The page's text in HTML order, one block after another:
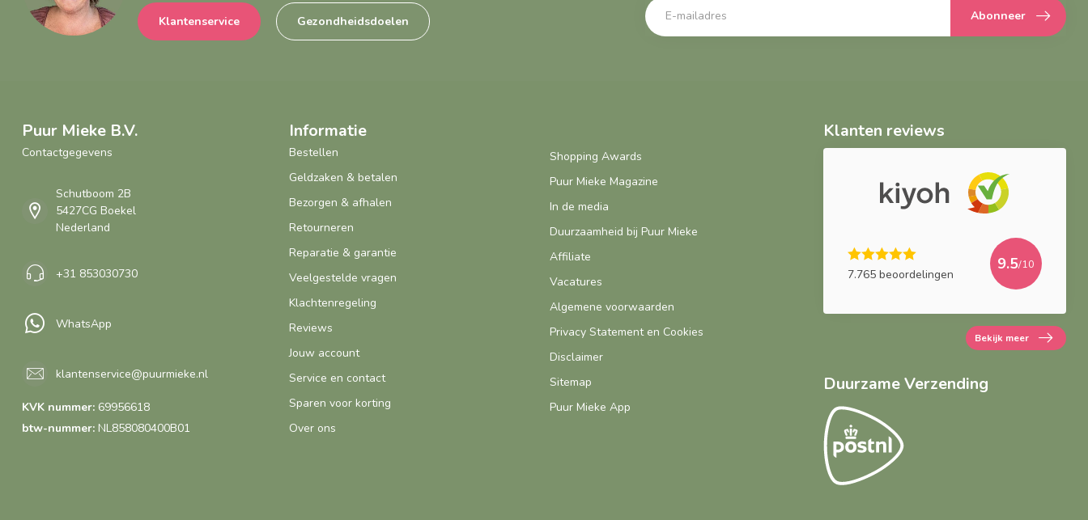
Klantenservice Gezondheidsdoelen Abonneer
Puur Mieke B.V.
Contactgegevens
Schutboom 2B
5427CG Boekel
Nederland
+31 853030730
WhatsApp
klantenservice@puurmieke.nl
KVK nummer: 69956618
btw-nummer: NL858080400B01
Informatie
Bestellen
Geldzaken & betalen
Bezorgen & afhalen
Retourneren
Reparatie & garantie
Veelgestelde vragen
Klachtenregeling
Reviews
Jouw account
Service en contact
Sparen voor korting
Over ons
Shopping Awards
Puur Mieke Magazine
In de media
Duurzaamheid bij Puur Mieke
Affiliate
Vacatures
Algemene voorwaarden
Privacy Statement en Cookies
Disclaimer
Sitemap
Puur Mieke App
Klanten reviews
7.765 beoordelingen
9.5/10
Bekijk meer
Duurzame Verzending